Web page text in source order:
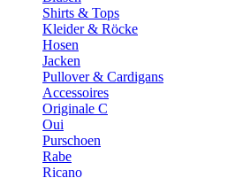
Shirts & Tops
Kleider & Röcke
Hosen
Jacken
Pullover & Cardigans
Accessoires
Originale C
Oui
Purschoen
Rabe
Ricano